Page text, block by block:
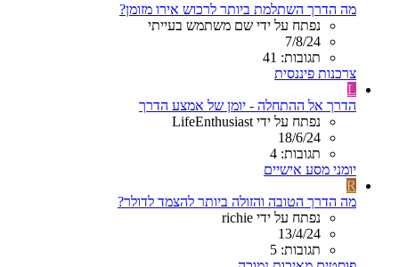
מה הדרך השתלמת ביותר לרכוש אירו מזומן?
נפתח על ידי שם משתמש בעייתי
7/8/24
תגובות: 41
צרכנות פיננסית
L
הדרך אל ההתחלה - יומן של אמצע הדרך
נפתח על ידי LifeEnthusiast
18/6/24
תגובות: 4
יומני מסע אישיים
R
מה הדרך הטובה והזולה ביותר להצמד לדולר?
נפתח על ידי richie
13/4/24
תגובות: 5